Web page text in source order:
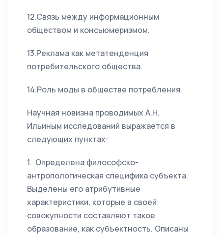
12.Связь между информационным
обществом и консьюмеризмом.
13.Реклама как метатенденция
потребительского общества.
14.Роль моды в обществе потребления.
Научная новизна проводимых А.Н.
Ильиным исследований выражается в
следующих пунктах:
1. Определена философско-
антропологическая специфика субъекта.
Выделены его атрибутивные
характеристики, которые в своей
совокупности составляют такое
образование, как субъектность. Описаны